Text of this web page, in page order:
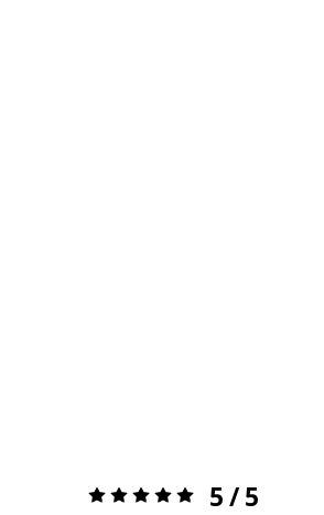
評価:5 / 5 5 / 5